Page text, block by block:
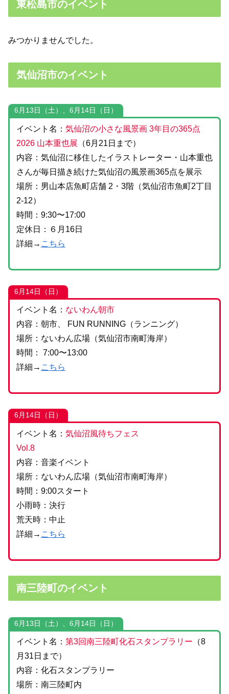
東松島市のイベント
みつかりませんでした。
気仙沼市のイベント
6月13日（土）、6月14日（日）
イベント名： 気仙沼の小さな風景画 3年目の365点
2026 山本重也展 （6月21日まで）
内容：気仙沼に移住したイラストレーター・山本重也
さんが毎日描き続けた気仙沼の風景画365点を展示
場所：男山本店魚町店舗 2・3階（気仙沼市魚町2丁目
2-12）
時間：9:30〜17:00
定休日：６月16日
詳細→ こちら
6月14日（日）
イベント名： ないわん朝市
内容：朝市、 FUN RUNNING（ランニング）
場所：ないわん広場（気仙沼市南町海岸）
時間： 7:00〜13:00
詳細→ こちら
6月14日（日）
イベント名： 気仙沼風待ちフェス
Vol.8
内容：音楽イベント
場所：ないわん広場（気仙沼市南町海岸）
時間：9:00スタート
小雨時：決行
荒天時：中止
詳細→ こちら
南三陸町のイベント
6月13日（土）、6月14日（日）
イベント名： 第3回南三陸町化石スタンプラリー （8
月31日まで）
内容：化石スタンプラリー
場所：南三陸町内